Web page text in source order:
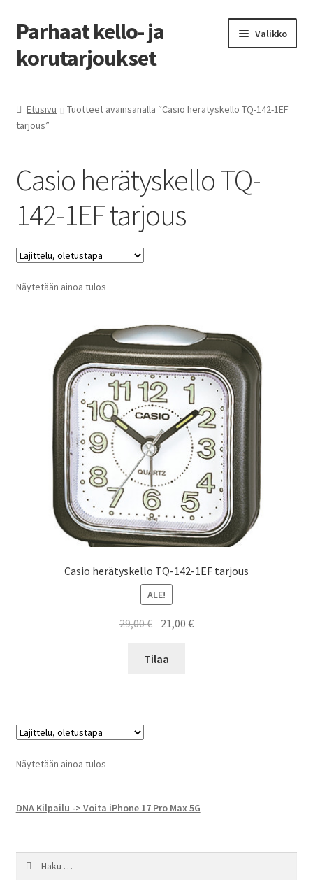
Siirry
navigointiin
Siirry
sisältöön
Parhaat kello- ja
korutarjoukset
Valikko
Parhaat tarjoukset
Etusivu
Tuotteet avainsanalla “Casio herätyskello TQ-142-1EF
tarjous”
Casio herätyskello TQ-
142-1EF tarjous
Näytetään ainoa tulos
Casio herätyskello TQ-142-1EF tarjous
ALE!
29,00€ Alkuperäinen
oli:
21,00€Nykyinen
Tilaa
Näytetään ainoa tulos
DNA Kilpailu -> Voita iPhone 17 Pro Max 5G